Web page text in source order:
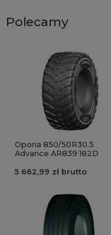
Polecamy
Opona 850/50R30.5
Advance AR839 182D
5 662,99 zł brutto